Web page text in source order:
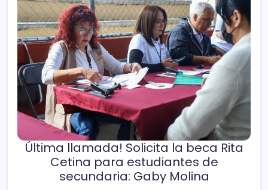
Última llamada! Solicita la beca Rita
Cetina para estudiantes de
secundaria: Gaby Molina